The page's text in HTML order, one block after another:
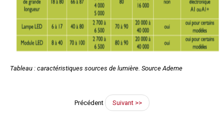
Tableau : caractéristiques sources de lumière. Source Ademe
Précédent Suivant >>